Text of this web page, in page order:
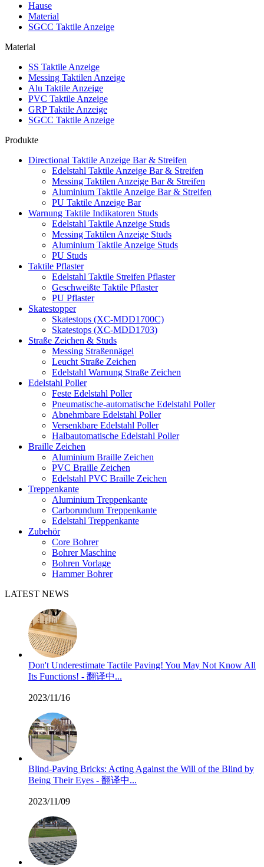
Hause
Material
SGCC Taktile Anzeige
Material
SS Taktile Anzeige
Messing Taktilen Anzeige
Alu Taktile Anzeige
PVC Taktile Anzeige
GRP Taktile Anzeige
SGCC Taktile Anzeige
Produkte
Directional Taktile Anzeige Bar & Streifen
Edelstahl Taktile Anzeige Bar & Streifen
Messing Taktilen Anzeige Bar & Streifen
Aluminium Taktile Anzeige Bar & Streifen
PU Taktile Anzeige Bar
Warnung Taktile Indikatoren Studs
Edelstahl Taktile Anzeige Studs
Messing Taktilen Anzeige Studs
Aluminium Taktile Anzeige Studs
PU Studs
Taktile Pflaster
Edelstahl Taktile Streifen Pflaster
Geschweißte Taktile Pflaster
PU Pflaster
Skatestopper
Skatestops (XC-MDD1700C)
Skatestops (XC-MDD1703)
Straße Zeichen & Studs
Messing Straßennägel
Leucht Straße Zeichen
Edelstahl Warnung Straße Zeichen
Edelstahl Poller
Feste Edelstahl Poller
Pneumatische-automatische Edelstahl Poller
Abnehmbare Edelstahl Poller
Versenkbare Edelstahl Poller
Halbautomatische Edelstahl Poller
Braille Zeichen
Aluminium Braille Zeichen
PVC Braille Zeichen
Edelstahl PVC Braille Zeichen
Treppenkante
Aluminium Treppenkante
Carborundum Treppenkante
Edelstahl Treppenkante
Zubehör
Core Bohrer
Bohrer Maschine
Bohren Vorlage
Hammer Bohrer
LATEST NEWS
Don't Underestimate Tactile Paving! You May Not Know All
Its Functions! - 翻译中...
2023/11/16
Blind-Paving Bricks: Acting Against the Will of the Blind by
Being Their Eyes - 翻译中...
2023/11/09